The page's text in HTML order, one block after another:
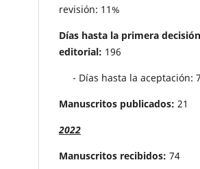
revisión: 11%
Días hasta la primera decisión
editorial: 196
- Días hasta la aceptación:
Manuscritos publicados: 21
2022
Manuscritos recibidos: 74